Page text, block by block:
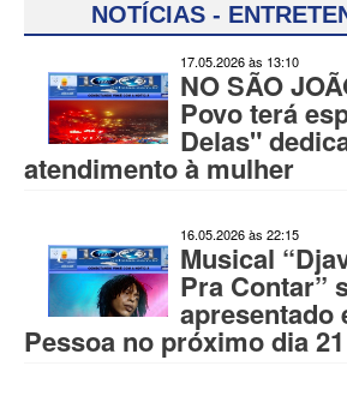
NOTÍCIAS -
17.05.2026 às 13:10
NO SÃO
Povo terá
Delas"
atendimento à mulher
16.05.2026 às 22:15
Musical
Pra Contar”
apresentado
Pessoa no próximo dia 21